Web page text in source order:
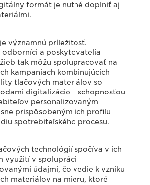
formát je nutné doplniť aj
významnú príležitosť.
odborníci a poskytovatelia
tak môžu spolupracovať na
kampaniach kombinujúcich
tlačových materiálov so
digitalizácie ‒ schopnosťou
personalizovaným
prispôsobeným ich profilu
spotrebiteľského procesu.
technológií spočíva v ich
využití v spolupráci
údajmi, čo vedie k vzniku
materiálov na mieru, ktoré